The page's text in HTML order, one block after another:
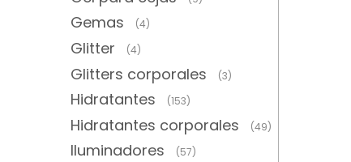
Gemas (4)
Glitter (4)
Glitters corporales (3)
Hidratantes (153)
Hidratantes corporales (49)
Iluminadores (57)